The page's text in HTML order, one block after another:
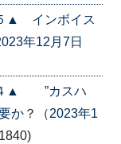
▲ インボイス
年12月7日
４▲ ”カスハ
か？（2023年1